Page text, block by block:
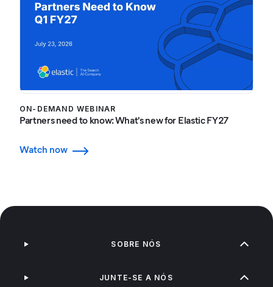
ON-DEMAND WEBINAR
Partners need to know: What's new for Elastic FY27
Watch now
SOBRE NÓS
JUNTE-SE A NÓS